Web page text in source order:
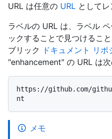
URL は任意の URL としてレ
ラベルの URL は、ラベル
ックすることで見つけるこ
ブリック
ドキュメント リポ
"enhancement" の URL は
https://github.com/
メモ